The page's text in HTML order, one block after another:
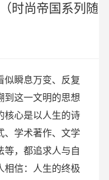
时尚帝国系列随
似瞬息万变、反复
到这一文明的思想
核心是以人生的诗
、学术著作、文学
等，都追求人与自
相信：人生的终极